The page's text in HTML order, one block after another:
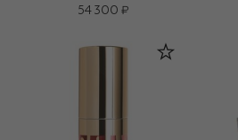
54 300 ₽